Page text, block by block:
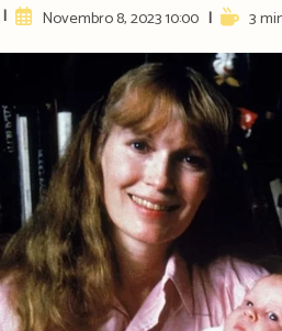
ArtigoNovembro 8, 2023 10:00
Reading
3